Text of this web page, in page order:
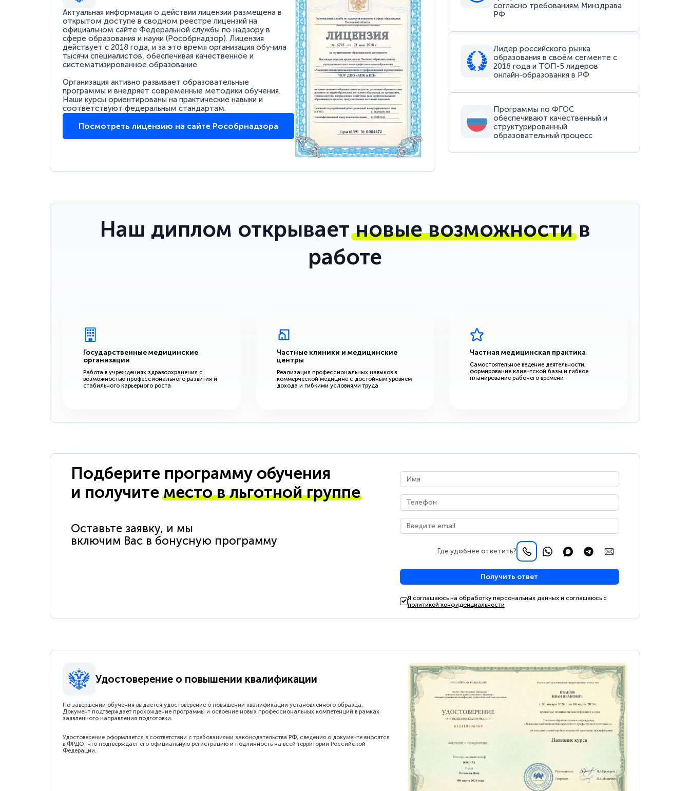
Актуальная информация о действии лицензии размещена в
открытом доступе в сводном реестре лицензий на
официальном сайте Федеральной службы по надзору в
сфере образования и науки (Рособрнадзор). Лицензия
действует с 2018 года, и за это время организация обучила
тысячи специалистов, обеспечивая качественное и
систематизированное образование
Организация активно развивает образовательные
программы и внедряет современные методики обучения.
Наши курсы ориентированы на практические навыки и
соответствуют федеральным стандартам.
Посмотреть лицензию на сайте Рособрнадзора
согласно требованиям Минздрава
РФ
Лидер российского рынка
образования в своём сегменте с
2018 года и ТОП-5 лидеров
онлайн-образования в РФ
Программы по ФГОС
обеспечивают качественный и
структурированный
образовательный процесс
Наш диплом открываетновые возможностив
работе
Государственные медицинские
организации
Работа в учреждениях здравоохранения с
возможностью профессионального развития и
стабильного карьерного роста
Частные клиники и медицинские
центры
Реализация профессиональных навыков в
коммерческой медицине с достойным уровнем
дохода и гибкими условиями труда
Частная медицинская практика
Самостоятельное ведение деятельности,
формирование клиентской базы и гибкое
планирование рабочего времени
Подберите программу обучения
и получитеместо в льготной группе
Оставьте заявку, и мы
включим Вас в бонусную программу
Где удобнее ответить?
Получить ответ
Я соглашаюсь на обработку персональных данных и соглашаюсь с
политикой конфиденциальности
Удостоверение о повышении квалификации
По завершении обучения выдается удостоверение о повышении квалификации установленного образца.
Документ подтверждает прохождение программы и освоение новых профессиональных компетенций в рамках
заявленного направления подготовки.
Удостоверение оформляется в соответствии с требованиями законодательства РФ, сведения о документе вносятся
в ФРДО, что подтверждает его официальную регистрацию и подлинность на всей территории Российской
Федерации.